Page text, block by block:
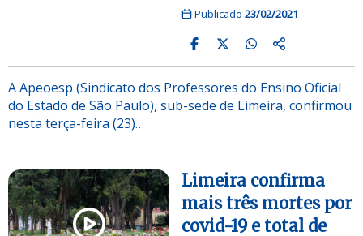
Publicado 23/02/2021
A Apeoesp (Sindicato dos Professores do Ensino Oficial
do Estado de São Paulo), sub-sede de Limeira, confirmou
nesta terça-feira (23)…
Limeira confirma
mais três mortes por
covid-19 e total de